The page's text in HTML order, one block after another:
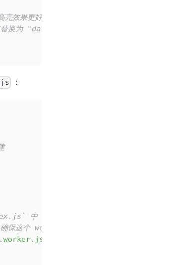
效果更好。
换为 "dark-plus"。
：
中 MonacoEnvironment.getWorkerUrl 的
保这个 worker 打包之后的名字是